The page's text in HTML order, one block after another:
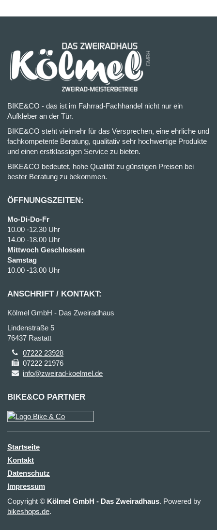
BIKE&CO - das ist im Fahrrad-Fachhandel nicht nur ein
Aufkleber an der Tür.
BIKE&CO steht vielmehr für das Versprechen, eine ehrliche und
fachkompetente Beratung, qualitativ sehr hochwertige Produkte
und einen erstklassigen Service zu bieten.
BIKE&CO bedeutet, hohe Qualität zu günstigen Preisen bei
bester Beratung zu bekommen.
ÖFFNUNGSZEITEN:
Mo-Di-Do-Fr
10.00 -12.30 Uhr
14.00 -18.00 Uhr
Mittwoch Geschlossen
Samstag
10.00 -13.00 Uhr
ANSCHRIFT / KONTAKT:
Kölmel GmbH - Das Zweiradhaus
Lindenstraße 5
76437 Rastatt
07222 23928
07222 21976
info@zweirad-koelmel.de
BIKE&CO PARTNER
Startseite
Kontakt
Datenschutz
Impressum
Copyright © Kölmel GmbH - Das Zweiradhaus. Powered by
bikeshops.de.